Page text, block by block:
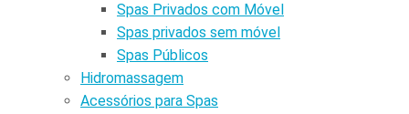
Spas Privados com Móvel
Spas privados sem móvel
Spas Públicos
Hidromassagem
Acessórios para Spas